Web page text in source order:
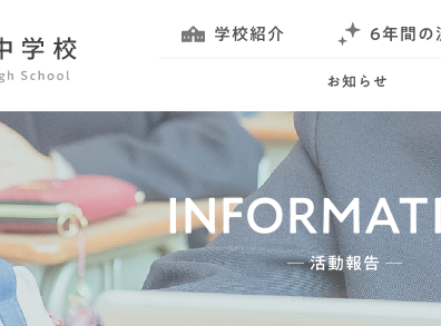
学校紹介 6年間の
お知らせ
─ 活動報告 ─